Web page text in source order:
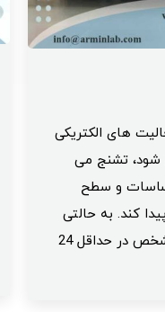
های الکتریکی
شود، تشنج می
و سطح
کند. به حالتی
نیز که دو یا چند تشنج بدون دلیل مشخص در حداقل 24